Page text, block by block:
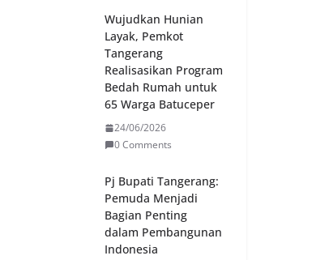
Wujudkan Hunian
Layak, Pemkot
Tangerang
Realisasikan Program
Bedah Rumah untuk
65 Warga Batuceper
24/06/2026
0 Comments
Pj Bupati Tangerang:
Pemuda Menjadi
Bagian Penting
dalam Pembangunan
Indonesia